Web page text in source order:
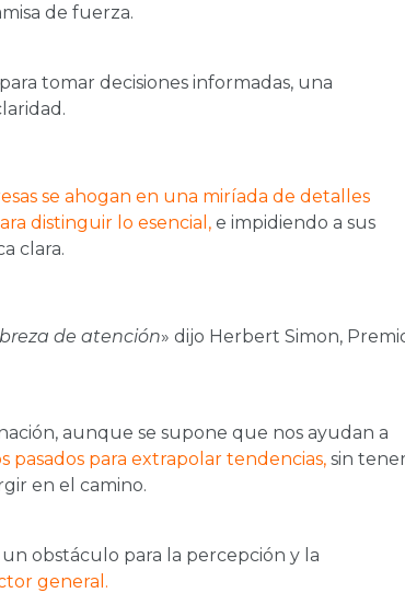
de fuerza.
tomar decisiones informadas, una
se ahogan en una miríada de detalles
distinguir lo esencial, e impidiendo a sus
clara.
de atención» dijo Herbert Simon,
aunque se supone que nos ayudan a
pasados para extrapolar tendencias, sin
en el camino.
obstáculo para la percepción y la
general.